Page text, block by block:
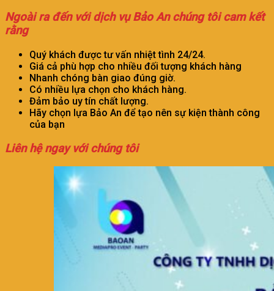
Ngoài ra đến với dịch vụ Bảo An chúng tôi cam kết
rằng
Quý khách được tư vấn nhiệt tình 24/24.
Giá cả phù hợp cho nhiều đối tượng khách hàng
Nhanh chóng bàn giao đúng giờ.
Có nhiều lựa chọn cho khách hàng.
Đảm bảo uy tín chất lượng.
Hãy chọn lựa Bảo An để tạo nên sự kiện thành công
của bạn
Liên hệ ngay với chúng tôi